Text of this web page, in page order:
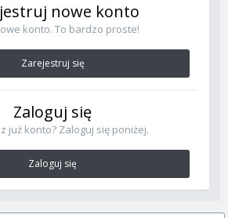
nowe konto
konto. To bardzo proste!
Zarejestruj się
Zaloguj się
już konto? Zaloguj się poniżej.
Zaloguj się